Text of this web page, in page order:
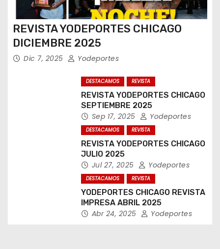
REVISTA YODEPORTES CHICAGO
DICIEMBRE 2025
Dic 7, 2025 Yodeportes
DESTACAMOS REVISTA
REVISTA YODEPORTES CHICAGO
SEPTIEMBRE 2025
Sep 17, 2025 Yodeportes
DESTACAMOS REVISTA
REVISTA YODEPORTES CHICAGO
JULIO 2025
Jul 27, 2025 Yodeportes
DESTACAMOS REVISTA
YODEPORTES CHICAGO REVISTA
IMPRESA ABRIL 2025
Abr 24, 2025 Yodeportes